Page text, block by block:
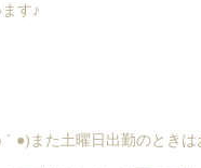
す♪
●)また土曜日出勤のとき